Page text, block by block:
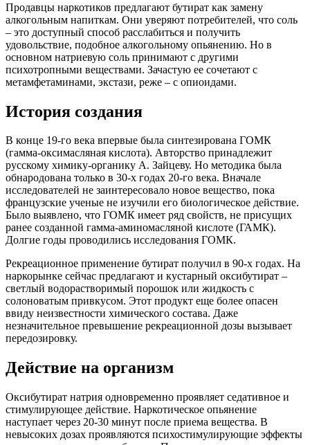
Продавцы наркотиков предлагают бутират как замену
алкогольным напиткам. Они уверяют потребителей, что соль
– это доступный способ расслабиться и получить
удовольствие, подобное алкогольному опьянению. Но в
основном натриевую соль принимают с другими
психотропными веществами. Зачастую ее сочетают с
метамфетаминами, экстази, реже – с опиоидами.
История создания
В конце 19-го века впервые была синтезирована ГОМК
(гамма-оксимасляная кислота). Авторство принадлежит
русскому химику-органику А. Зайцеву. Но методика была
обнародована только в 30-х годах 20-го века. Вначале
исследователей не заинтересовало новое вещество, пока
французские ученые не изучили его биологическое действие.
Было выявлено, что ГОМК имеет ряд свойств, не присущих
ранее созданной гамма-аминомасляной кислоте (ГАМК).
Долгие годы проводились исследования ГОМК.
Рекреационное применение бутират получил в 90-х годах. На
наркорынке сейчас предлагают и кустарный оксибутират –
светлый водорастворимый порошок или жидкость с
солоноватым привкусом. Этот продукт еще более опасен
ввиду неизвестности химического состава. Даже
незначительное превышение рекреационной дозы вызывает
передозировку.
Действие на организм
Оксибутират натрия одновременно проявляет седативное и
стимулирующее действие. Наркотическое опьянение
наступает через 20-30 минут после приема вещества. В
невысоких дозах проявляются психостимулирующие эффекты